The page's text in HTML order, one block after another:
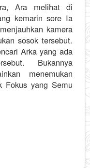
Ara melihat di
kemarin sore Ia
kamera
sosok tersebut.
Arka yang ada
Bukannya
menemukan
Fokus yang Semu